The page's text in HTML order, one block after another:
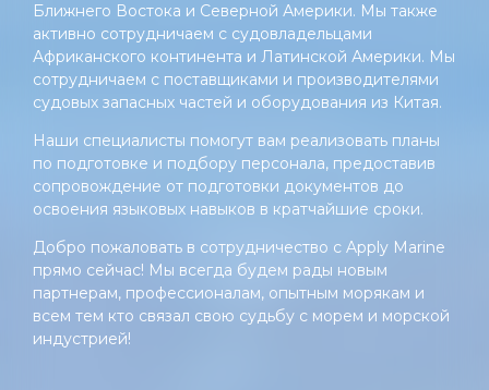
Ближнего Востока и Северной Америки. Мы также
активно сотрудничаем с судовладельцами
Африканского континента и Латинской Америки. Мы
сотрудничаем с поставщиками и производителями
судовых запасных частей и оборудования из Китая.
Наши специалисты помогут вам реализовать планы
по подготовке и подбору персонала, предоставив
сопровождение от подготовки документов до
освоения языковых навыков в кратчайшие сроки.
Добро пожаловать в сотрудничество с Apply Marine
прямо сейчас! Мы всегда будем рады новым
партнерам, профессионалам, опытным морякам и
всем тем кто связал свою судьбу с морем и морской
индустрией!